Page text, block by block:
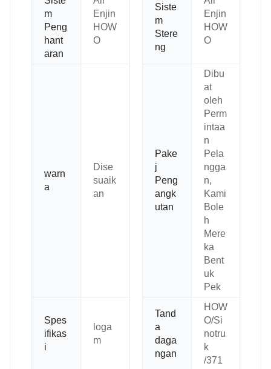
m
Peng
hant
aran
Enjin
HOW
O
Siste
m
Stere
ng
Enjin
HOW
O
warn
a
Dise
suaik
an
Pake
j
Peng
angk
utan
Dibu
at
oleh
Perm
intaa
n
Pela
ngga
n,
Kami
Bole
h
Mere
ka
Bent
uk
Pek
Spes
ifikas
i
loga
m
Tand
a
daga
ngan
HOW
O/Si
notru
k
/371